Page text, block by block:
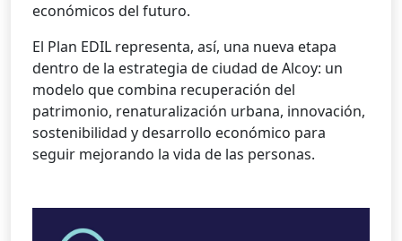
económicos del futuro.
El Plan EDIL representa, así, una nueva etapa
dentro de la estrategia de ciudad de Alcoy: un
modelo que combina recuperación del
patrimonio, renaturalización urbana, innovación,
sostenibilidad y desarrollo económico para
seguir mejorando la vida de las personas.